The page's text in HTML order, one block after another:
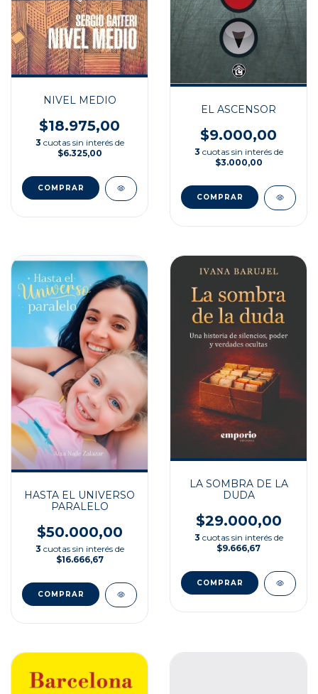
NIVEL MEDIO
$18.975,00
3 cuotas sin interés de
$6.325,00
EL ASCENSOR
$9.000,00
3 cuotas sin interés de
$3.000,00
HASTA EL UNIVERSO
PARALELO
$50.000,00
3 cuotas sin interés de
$16.666,67
LA SOMBRA DE LA
DUDA
$29.000,00
3 cuotas sin interés de
$9.666,67